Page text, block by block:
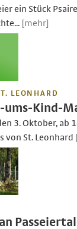
ein Stück
[mehr]
LEONHARD
ums-Kind-
3. Oktober, ab
von St. Leonhard